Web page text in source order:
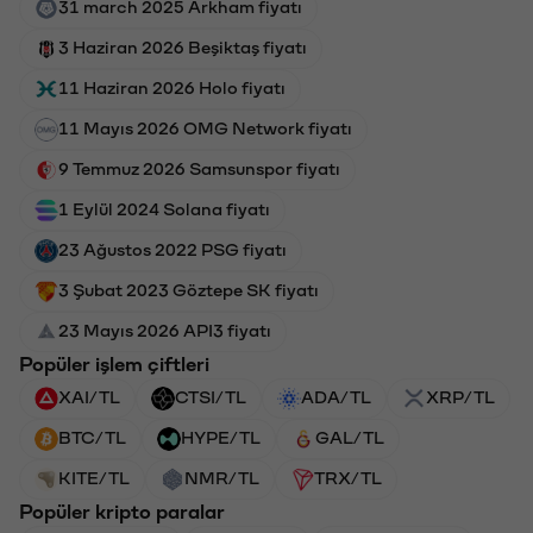
31 march 2025 Arkham fiyatı
3 Haziran 2026 Beşiktaş fiyatı
11 Haziran 2026 Holo fiyatı
11 Mayıs 2026 OMG Network fiyatı
9 Temmuz 2026 Samsunspor fiyatı
1 Eylül 2024 Solana fiyatı
23 Ağustos 2022 PSG fiyatı
3 Şubat 2023 Göztepe SK fiyatı
23 Mayıs 2026 API3 fiyatı
Popüler işlem çiftleri
XAI/TL CTSI/TL ADA/TL XRP/TL
BTC/TL HYPE/TL GAL/TL
KITE/TL NMR/TL TRX/TL
Popüler kripto paralar